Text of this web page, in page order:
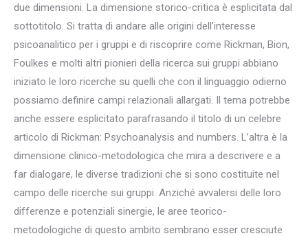
due dimensioni. La dimensione storico-critica è esplicitata dal
sottotitolo. Si tratta di andare alle origini dell’interesse
psicoanalitico per i gruppi e di riscoprire come Rickman, Bion,
Foulkes e molti altri pionieri della ricerca sui gruppi abbiano
iniziato le loro ricerche su quelli che con il linguaggio odierno
possiamo definire campi relazionali allargati. Il tema potrebbe
anche essere esplicitato parafrasando il titolo di un celebre
articolo di Rickman: Psychoanalysis and numbers. L’altra è la
dimensione clinico-metodologica che mira a descrivere e a
far dialogare, le diverse tradizioni che si sono costituite nel
campo delle ricerche sui gruppi. Anziché avvalersi delle loro
differenze e potenziali sinergie, le aree teorico-
metodologiche di questo ambito sembrano esser cresciute